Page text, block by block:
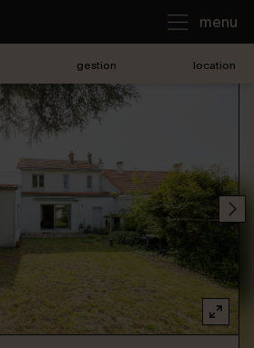
menu
gestion location